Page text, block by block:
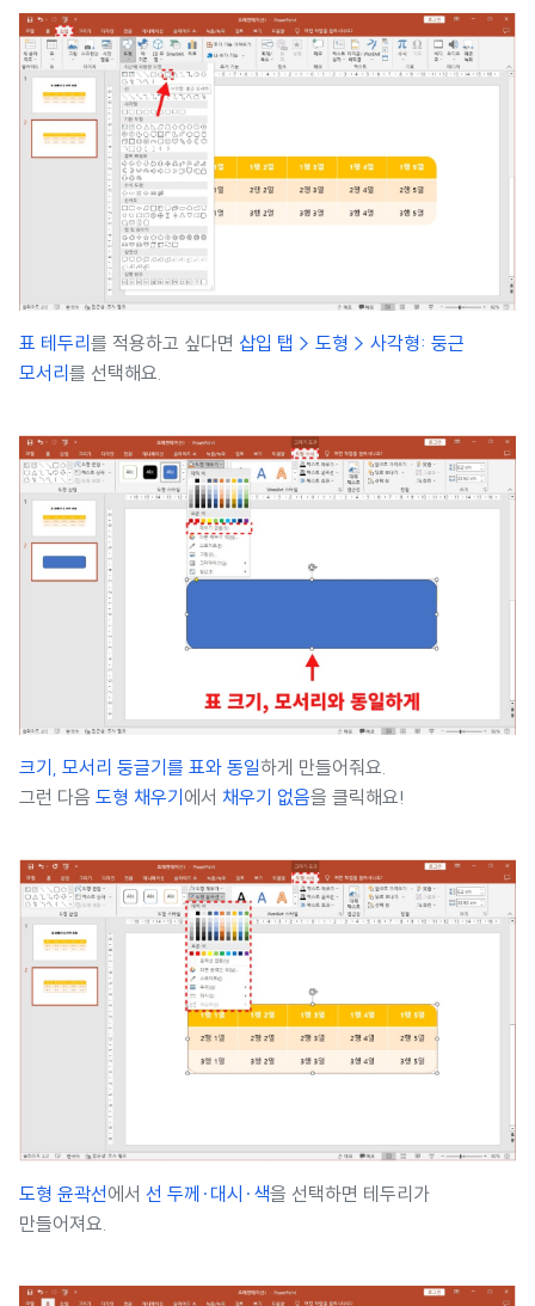
표 테두리를 적용하고 싶다면 삽입 탭 > 도형 > 사각형: 둥근
모서리를 선택해요.
크기, 모서리 둥글기를 표와 동일하게 만들어줘요.
그런 다음 도형 채우기에서 채우기 없음을 클릭해요!
도형 윤곽선에서 선 두께·대시·색을 선택하면 테두리가
만들어져요.